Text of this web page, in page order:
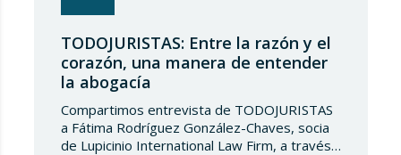
TODOJURISTAS: Entre la razón y el
corazón, una manera de entender
la abogacía
Compartimos entrevista de TODOJURISTAS
a Fátima Rodríguez González-Chaves, socia
de Lupicinio International Law Firm, a través